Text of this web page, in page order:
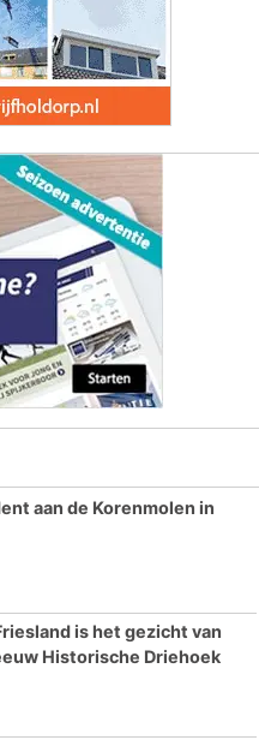
aan de Korenmolen in
is het gezicht van
Historische Driehoek